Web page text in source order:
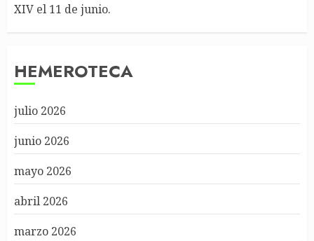
XIV el 11 de junio.
HEMEROTECA
julio 2026
junio 2026
mayo 2026
abril 2026
marzo 2026